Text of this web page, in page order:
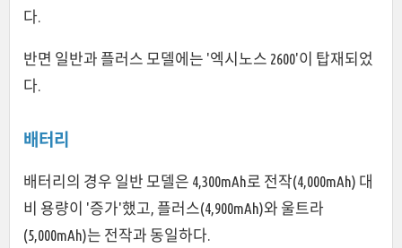
다.
반면 일반과 플러스 모델에는 '엑시노스 2600'이 탑재되었
다.
배터리
배터리의 경우 일반 모델은 4,300mAh로 전작(4,000mAh) 대
비 용량이 '증가'했고, 플러스(4,900mAh)와 울트라
(5,000mAh)는 전작과 동일하다.